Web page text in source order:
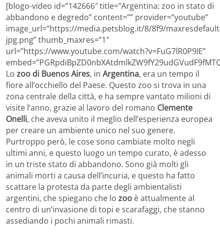
[blogo-video id=”142666″ title=”Argentina: zoo in stato di
abbandono e degredo” content=”” provider=”youtube”
image_url=”https://media.petsblog.it/8/8f9/
jpg.png” thumb_maxres=”1″
url=”https://www.youtube.com/watch?v=FuG7lR0P9IE”
Lo zoo di Buenos Aires, in Argentina, era un tempo il
fiore all’occhiello del Paese. Questo zoo si trova in una
zona centrale della città, e ha sempre vantato milioni di
visite l’anno, grazie al lavoro del romano Clemente
Onelli, che aveva unito il meglio dell’esperienza europea
per creare un ambiente unico nel suo genere.
Purtroppo però, le cose sono cambiate molto negli
ultimi anni, e questo luogo un tempo curato, è adesso
in un triste stato di abbandono. Sono già molti gli
animali morti a causa dell’incuria, e questo ha fatto
scattare la protesta da parte degli ambientalisti
argentini, che spiegano che lo zoo è attualmente al
centro di un’invasione di topi e scarafaggi, che stanno
assediando i pochi animali rimasti.